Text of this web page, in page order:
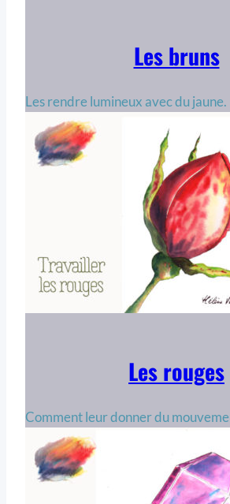
Les bruns
Les rendre lumineux avec du jaune.
Les rouges
Comment leur donner du